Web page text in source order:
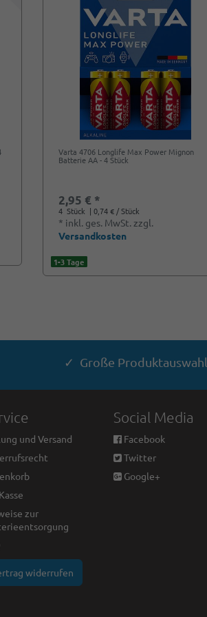
Varta 4706 Longlife Max Power Mignon
Batterie AA - 4 Stück
2,95 € *
4 Stück | 0,74 € / Stück
* inkl. ges. MwSt. zzgl.
Versandkosten
1-3 Tage
✓ Große Produktauswahl
und Versand
zur
widerrufen
Social Media
Facebook
Twitter
Google+